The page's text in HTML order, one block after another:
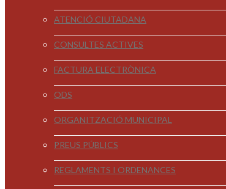
ATENCIÓ CIUTADANA
CONSULTES ACTIVES
FACTURA ELECTRÒNICA
ODS
ORGANITZACIÓ MUNICIPAL
PREUS PÚBLICS
REGLAMENTS I ORDENANCES